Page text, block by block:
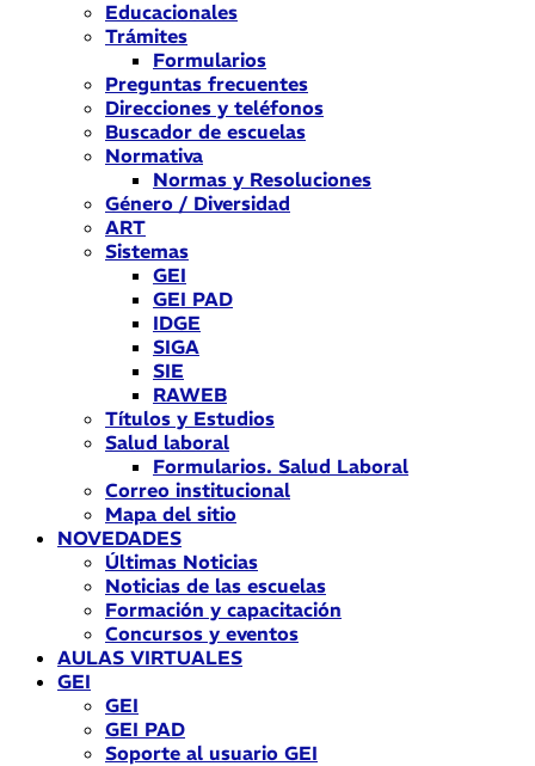
Educacionales
Trámites
Formularios
Preguntas frecuentes
Direcciones y teléfonos
Buscador de escuelas
Normativa
Normas y Resoluciones
Género / Diversidad
ART
Sistemas
GEI
GEI PAD
IDGE
SIGA
SIE
RAWEB
Títulos y Estudios
Salud laboral
Formularios. Salud Laboral
Correo institucional
Mapa del sitio
NOVEDADES
Últimas Noticias
Noticias de las escuelas
Formación y capacitación
Concursos y eventos
AULAS VIRTUALES
GEI
GEI
GEI PAD
Soporte al usuario GEI